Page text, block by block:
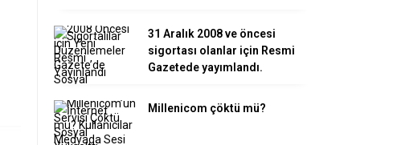
31 Aralık 2008 ve öncesi
sigortası olanlar için Resmi
Gazetede yayımlandı.
Millenicom çöktü mü?